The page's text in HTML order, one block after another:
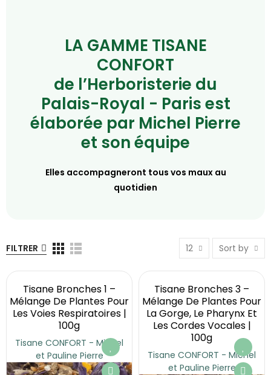
LA GAMME TISANE
CONFORT
de l’Herboristerie du
Palais-Royal - Paris est
élaborée par Michel Pierre
et son équipe
Elles accompagneront tous vos maux au
quotidien
FILTRER 12 Sort by
Tisane Bronches 1 –
Mélange De Plantes Pour
Les Voies Respiratoires |
100g
Tisane CONFORT - Michel
et Pauline Pierre
Tisane Bronches 3 –
Mélange De Plantes Pour
La Gorge, Le Pharynx Et
Les Cordes Vocales |
100g
Tisane CONFORT - Michel
et Pauline Pierre